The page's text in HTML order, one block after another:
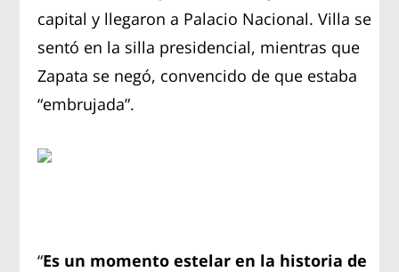
capital y llegaron a Palacio Nacional. Villa se
sentó en la silla presidencial, mientras que
Zapata se negó, convencido de que estaba
“embrujada”.
“Es un momento estelar en la historia de